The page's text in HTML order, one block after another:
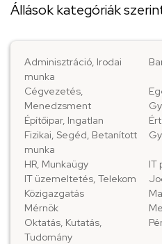
Állások kategóriák
Adminisztráció, Irodai
munka
Cégvezetés,
Menedzsment
Építőipar, Ingatlan
Fizikai, Segéd, Betanított
munka
HR, Munkaügy
IT
IT üzemeltetés, Telekom
Közigazgatás
Mérnök
Oktatás, Kutatás,
Tudomány